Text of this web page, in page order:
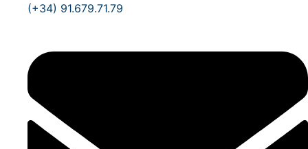
(+34) 91.679.71.79